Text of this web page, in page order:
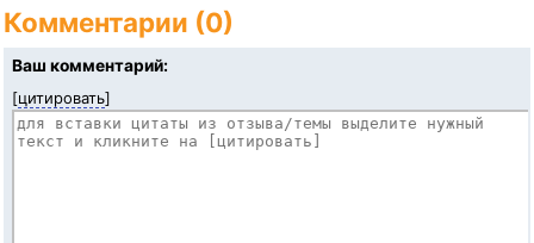
Комментарии (0)
Ваш комментарий:
[цитировать]